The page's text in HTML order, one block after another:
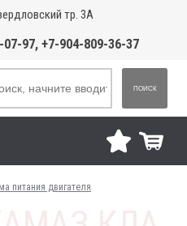
тр. 3А
07-97, +7-904-809-36-37
ПОИСК
питания двигателя